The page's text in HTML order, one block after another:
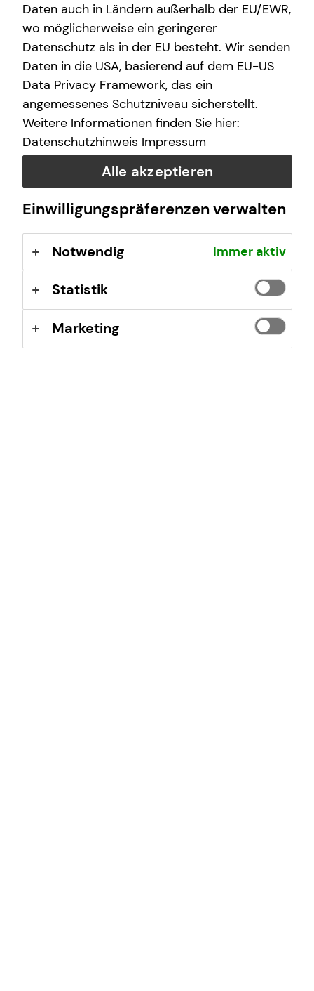
Das ist tecis
Wir sind tecis, die Finanzberatung deiner Generation –
und begleiten dich auf deinem Weg in eine finanziell
selbstbestimmte Zukunft.
Mehr erfahren
Daten auch in Ländern außerhalb der EU/EWR,
wo möglicherweise ein geringerer
Datenschutz als in der EU besteht. Wir senden
Daten in die USA, basierend auf dem EU-US
Data Privacy Framework, das ein
angemessenes Schutzniveau sicherstellt.
Weitere Informationen finden Sie hier:
Datenschutzhinweis Impressum
Alle akzeptieren
Einwilligungspräferenzen verwalten
Notwendig Immer aktiv
Statistik
Marketing